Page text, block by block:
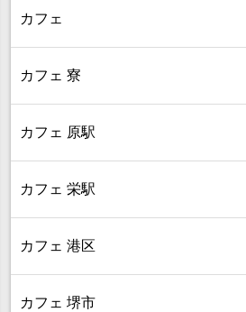
カフェ
カフェ 寮
カフェ 原駅
カフェ 栄駅
カフェ 港区
カフェ 堺市